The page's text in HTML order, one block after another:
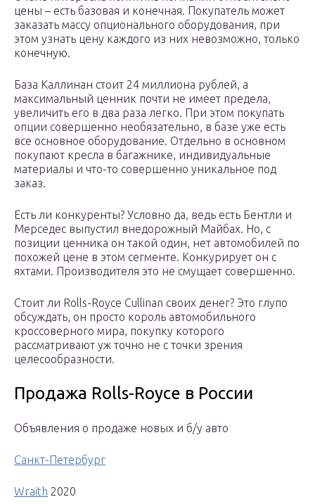
цены – есть базовая и конечная. Покупатель может
заказать массу опционального оборудования, при
этом узнать цену каждого из них невозможно, только
конечную.
База Каллинан стоит 24 миллиона рублей, а
максимальный ценник почти не имеет предела,
увеличить его в два раза легко. При этом покупать
опции совершенно необязательно, в базе уже есть
все основное оборудование. Отдельно в основном
покупают кресла в багажнике, индивидуальные
материалы и что-то совершенно уникальное под
заказ.
Есть ли конкуренты? Условно да, ведь есть Бентли и
Мерседес выпустил внедорожный Майбах. Но, с
позиции ценника он такой один, нет автомобилей по
похожей цене в этом сегменте. Конкурирует он с
яхтами. Производителя это не смущает совершенно.
Стоит ли Rolls-Royce Cullinan своих денег? Это глупо
обсуждать, он просто король автомобильного
кроссоверного мира, покупку которого
рассматривают уж точно не с точки зрения
целесообразности.
Продажа Rolls-Royce в России
Объявления о продаже новых и б/у авто
Санкт-Петербург
Wraith 2020